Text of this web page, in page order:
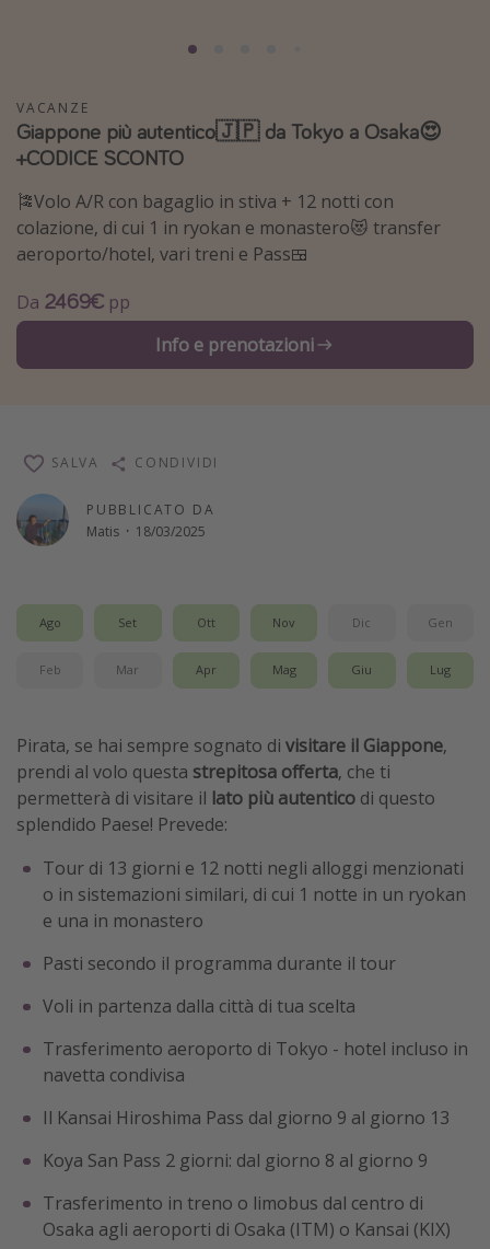
Egitto
Tunisia
Malta
Canarie
Capo Verde
Tipo di vacanza
Vacanze last minute
Vacanze con bambini
Vacanze al mare
Festività del 2026
Città più visitate
VACANZE
Giappone più autentico🇯🇵 da Tokyo a Osaka😍
+CODICE SCONTO
🎏Volo A/R con bagaglio in stiva + 12 notti con
colazione, di cui 1 in ryokan e monastero😻 transfer
aeroporto/hotel, vari treni e Pass🍱
Da 2469€ pp
Info e prenotazioni
PUBBLICATO DA
Matis · 18/03/2025
SALVA CONDIVIDI
Ago Set Ott Nov Dic Gen
Feb Mar Apr Mag Giu Lug
Pirata, se hai sempre sognato di visitare il Giappone,
prendi al volo questa strepitosa offerta, che ti
permetterà di visitare il lato più autentico di questo
splendido Paese! Prevede:
Tour di 13 giorni e 12 notti negli alloggi menzionati
o in sistemazioni similari, di cui 1 notte in un ryokan
e una in monastero
Pasti secondo il programma durante il tour
Voli in partenza dalla città di tua scelta
Trasferimento aeroporto di Tokyo - hotel incluso in
navetta condivisa
Il Kansai Hiroshima Pass dal giorno 9 al giorno 13
Koya San Pass 2 giorni: dal giorno 8 al giorno 9
Trasferimento in treno o limobus dal centro di
Osaka agli aeroporti di Osaka (ITM) o Kansai (KIX)